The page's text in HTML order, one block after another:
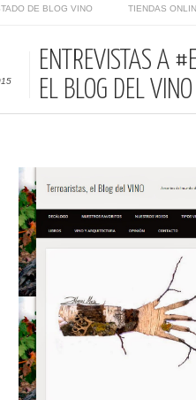
DE BLOG VINO TIENDAS
ENTREVISTAS A
EL BLOG DEL VINO